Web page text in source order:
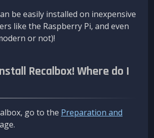
be easily installed on inexpensive
like the Raspberry Pi, and even
or not)!
Recalbox! Where do I
go to the Preparation and